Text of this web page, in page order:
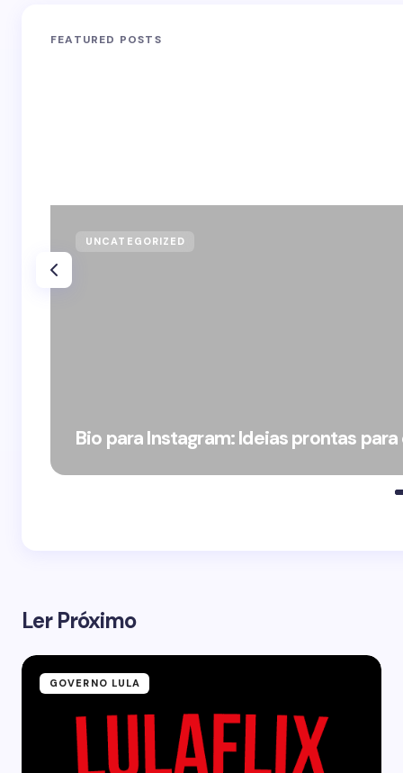
FEATURED POSTS
UNCATEGORIZED
Bio para Instagram: Ideias prontas
Ler Próximo
GOVERNO LULA